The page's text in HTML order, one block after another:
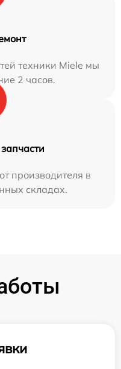
техники Miele мы
2 часов.
производителя в
складах.